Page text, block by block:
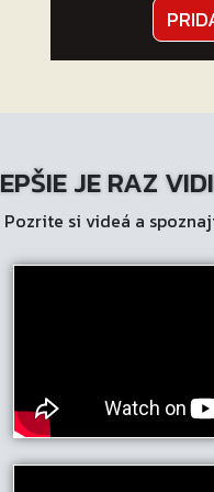
JE RAZ
Pozrite si videá a